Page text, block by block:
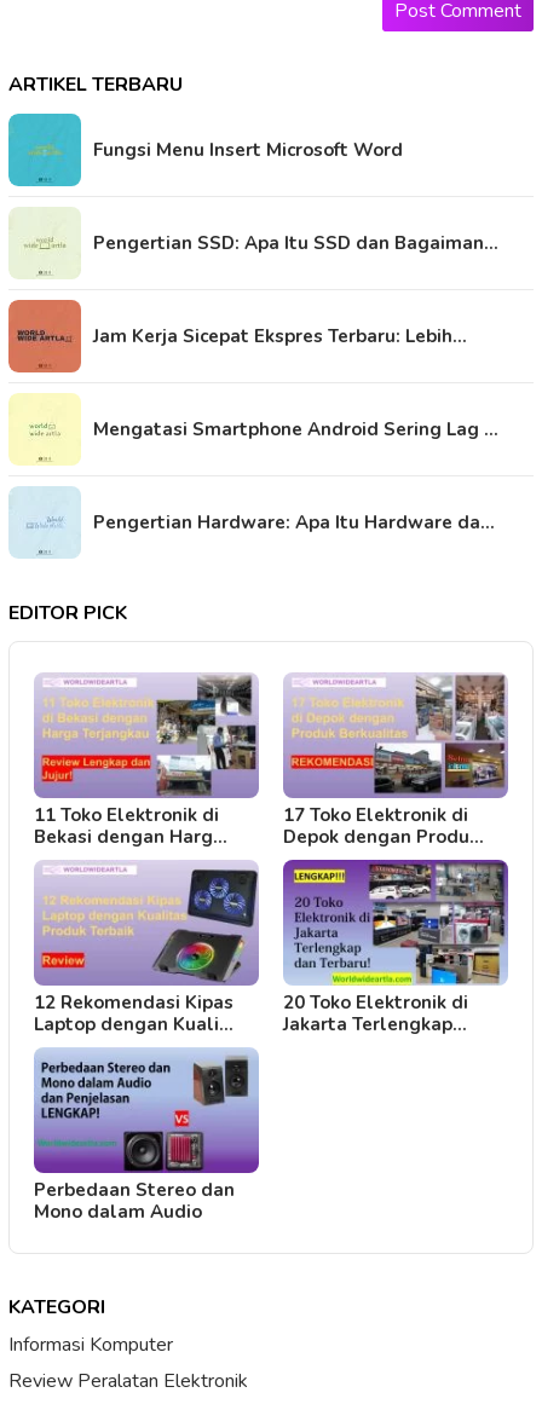
ARTIKEL TERBARU
Fungsi Menu Insert Microsoft Word
Pengertian SSD: Apa Itu SSD dan Bagaiman…
Jam Kerja Sicepat Ekspres Terbaru: Lebih…
Mengatasi Smartphone Android Sering Lag …
Pengertian Hardware: Apa Itu Hardware da…
EDITOR PICK
11 Toko Elektronik di
Bekasi dengan Harg…
17 Toko Elektronik di
Depok dengan Produ…
12 Rekomendasi Kipas
Laptop dengan Kuali…
20 Toko Elektronik di
Jakarta Terlengkap…
Perbedaan Stereo dan
Mono dalam Audio
KATEGORI
Informasi Komputer
Review Peralatan Elektronik